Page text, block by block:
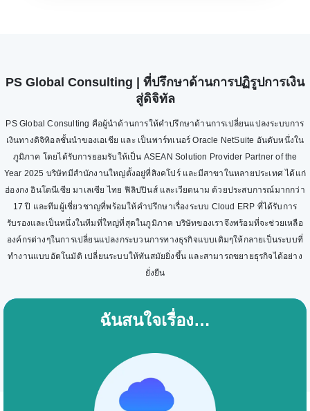
PS Global Consulting | ที่ปรึกษาด้านการปฏิรูปการเงิน
สู่ดิจิทัล
PS Global Consulting คือผู้นำด้านการให้คำปรึกษาด้านการเปลี่ยนแปลงระบบการ
เงินทางดิจิทิอลชั้นนำของเอเชีย และ เป็นพาร์ทเนอร์ Oracle NetSuite อันดับหนึ่งใน
ภูมิภาค โดยได้รับการยอมรับให้เป็น ASEAN Solution Provider Partner of the
Year 2025 บริษัทมีสำนักงานใหญ่ตั้งอยู่ที่สิงคโปร์ และมีสาขาในหลายประเทศ ได้แก่
ฮ่องกง อินโดนีเซีย มาเลเซีย ไทย ฟิลิปปินส์ และเวียดนาม ด้วยประสบการณ์มากกว่า
17 ปี และทีมผู้เชี่ยวชาญที่พร้อมให้คำปรึกษาเรื่องระบบ Cloud ERP ที่ได้รับการ
รับรองและเป็นหนึ่งในทีมที่ใหญ่ที่สุดในภูมิภาค บริษัทของเราจึงพร้อมที่จะช่วยเหลือ
องค์กรต่างๆในการเปลี่ยนแปลงกระบวนการทางธุรกิจแบบเดิมๆให้กลายเป็นระบบที่
ทำงานแบบอัตโนมัติ เปลี่ยนระบบให้ทันสมัยยิ่งขึ้น และสามารถขยายธุรกิจได้อย่าง
ยั่งยืน
ฉันสนใจเรื่อง…